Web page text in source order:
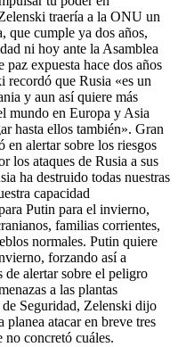
traería a la ONU un
que cumple ya dos años,
ni hoy ante la Asamblea
expuesta hace dos años
recordó que Rusia «es un
y aun así quiere más
mundo en Europa y Asia
hasta ellos también». Gran
en alertar sobre los riesgos
los ataques de Rusia a sus
ha destruido todas nuestras
capacidad
Putin para el invierno,
familias corrientes,
normales. Putin quiere
forzando así a
alertar sobre el peligro
a las plantas
Seguridad, Zelenski dijo
atacar en breve tres
no concretó cuáles.